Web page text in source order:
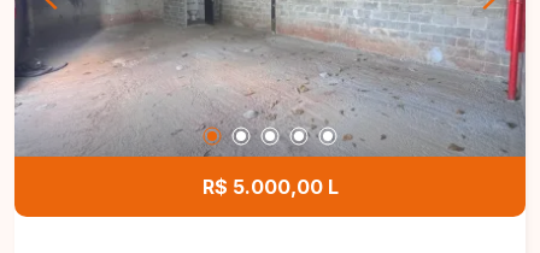
com 02 vagas de garagem na área residencial e
01 vaga na área comercial, proporcionando
excelente aproveitamento dos espaços para
diferentes finalidades. Entre em contato para
mais informações e agende uma visita para
conhecer esta excelente oportunidade.
R$ 5.000,00 L